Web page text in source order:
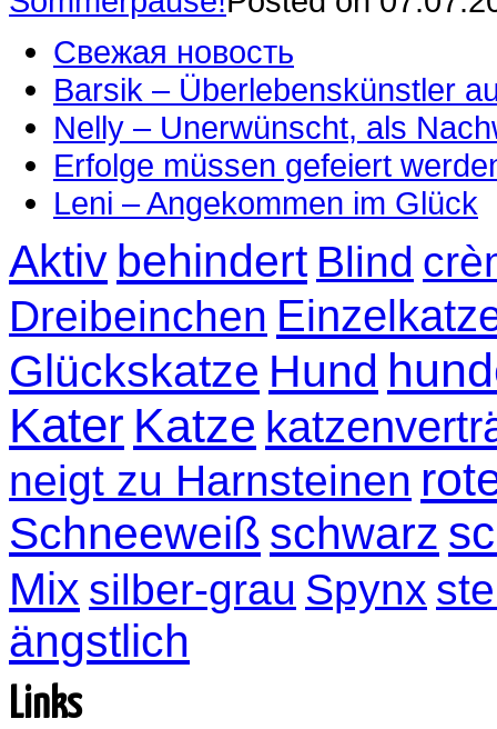
Свежая новость
Barsik – Überlebenskünstler
Nelly – Unerwünscht, als
Erfolge müssen gefeiert
Leni – Angekommen im Glück
Aktiv behindert Blind
Dreibeinchen
Glückskatze Hund
Kater Katze
neigt zu Harnsteinen
Schneeweiß schwarz
Mix silber-grau Spynx
ängstlich
Links